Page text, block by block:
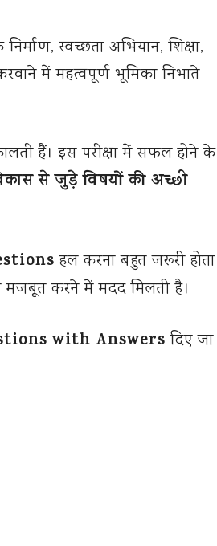
स्वच्छता अभियान, शिक्षा,
में महत्वपूर्ण भूमिका निभाते
हैं। इस परीक्षा में सफल होने के
से जुड़े विषयों की अच्छी
हल करना बहुत जरूरी होता
मजबूत करने में मदद मिलती है।
with Answers दिए जा